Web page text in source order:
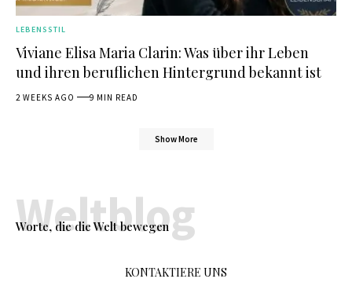
LEBENSSTIL
Viviane Elisa Maria Clarin: Was über ihr Leben
und ihren beruflichen Hintergrund bekannt ist
2 WEEKS AGO 9 MIN READ
Show More
Worte, die die Welt bewegen
Weltblog
KONTAKTIERE UNS